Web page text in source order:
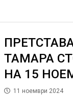
ТАМАРА
НА 15
11 ноември 2024